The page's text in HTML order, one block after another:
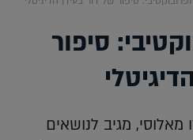
סיפור
מגיב לנושאים